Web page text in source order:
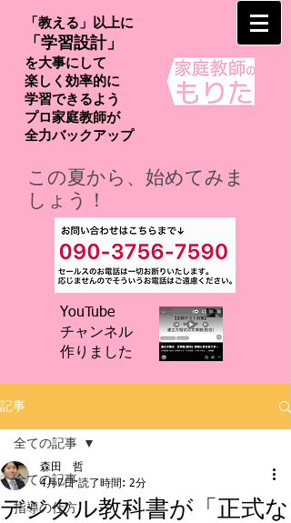
「教える」以上に
「学習設計」
を大事にして
楽しく効率的に
学習できるよう
プロ家庭教師が
​全力バックアップ
この夏から、始めてみま
しょう！
YouTube
チャンネル
​作りました
記事
全ての記事
指導の仕方
全ての記事
デジタル教科書が「正式な
森田 哲
4月7日 読了時間: 2分